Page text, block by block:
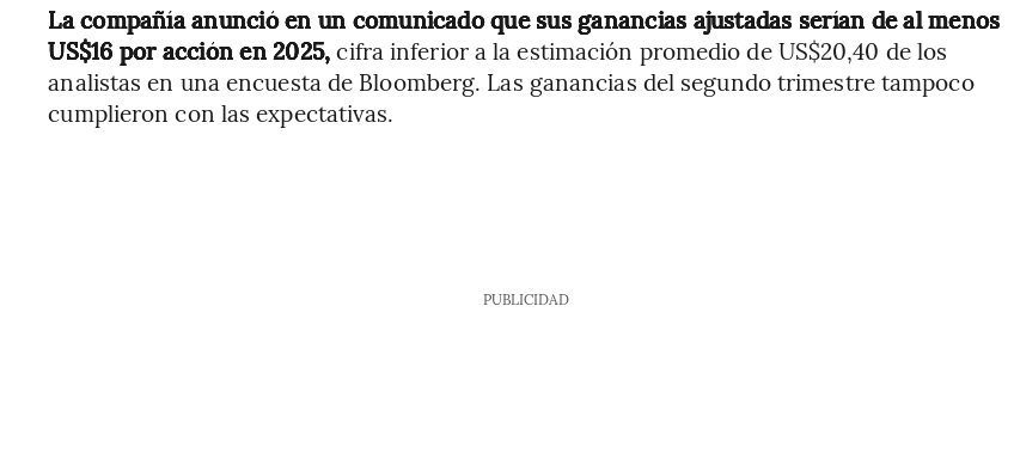
La compañía anunció en un comunicado que sus ganancias ajustadas serían de al menos
US$16 por acción en 2025,cifra inferior a la estimación promedio de US$20,40 de los
analistas en una encuesta de Bloomberg. Las ganancias del segundo trimestre tampoco
cumplieron con las expectativas.
PUBLICIDAD